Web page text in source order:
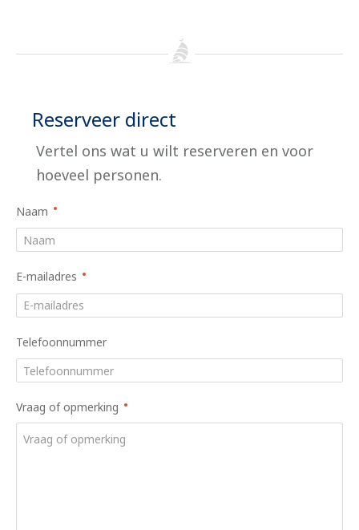
Reserveer direct
Vertel ons wat u wilt reserveren en voor
hoeveel personen.
Naam
E-mailadres
Telefoonnummer
Vraag of opmerking